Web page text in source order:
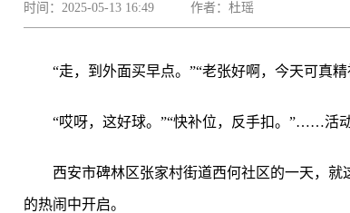
时间：2025-05-13 16:49 作者：杜瑶
“走，到外面买早点。”“老张好啊，今天可真
“哎呀，这好球。”“快补位，反手扣。”……活
西安市碑林区张家村街道西何社区的一天，
的热闹中开启。